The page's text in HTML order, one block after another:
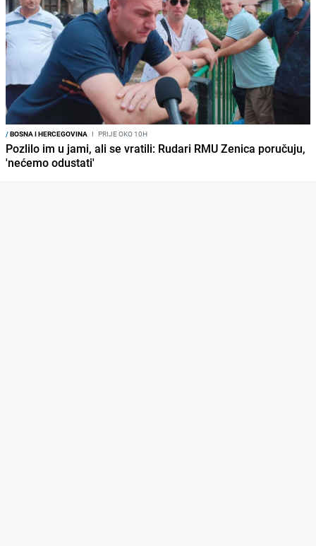
/BOSNA I HERCEGOVINA I PRIJE OKO 10H
Pozlilo im u jami, ali se vratili: Rudari RMU Zenica poručuju,
'nećemo odustati'